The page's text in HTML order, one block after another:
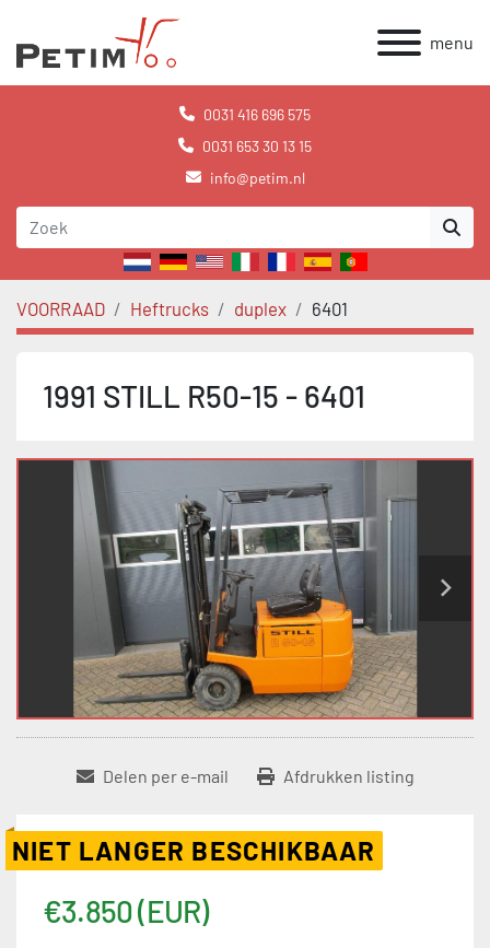
menu
0031 416 696 575
0031 653 30 13 15
info@petim.nl
VOORRAAD Heftrucks duplex 6401
1991 STILL R50-15 - 6401
Delen per e-mail Afdrukken listing
NIET LANGER BESCHIKBAAR
€3.850 (EUR)